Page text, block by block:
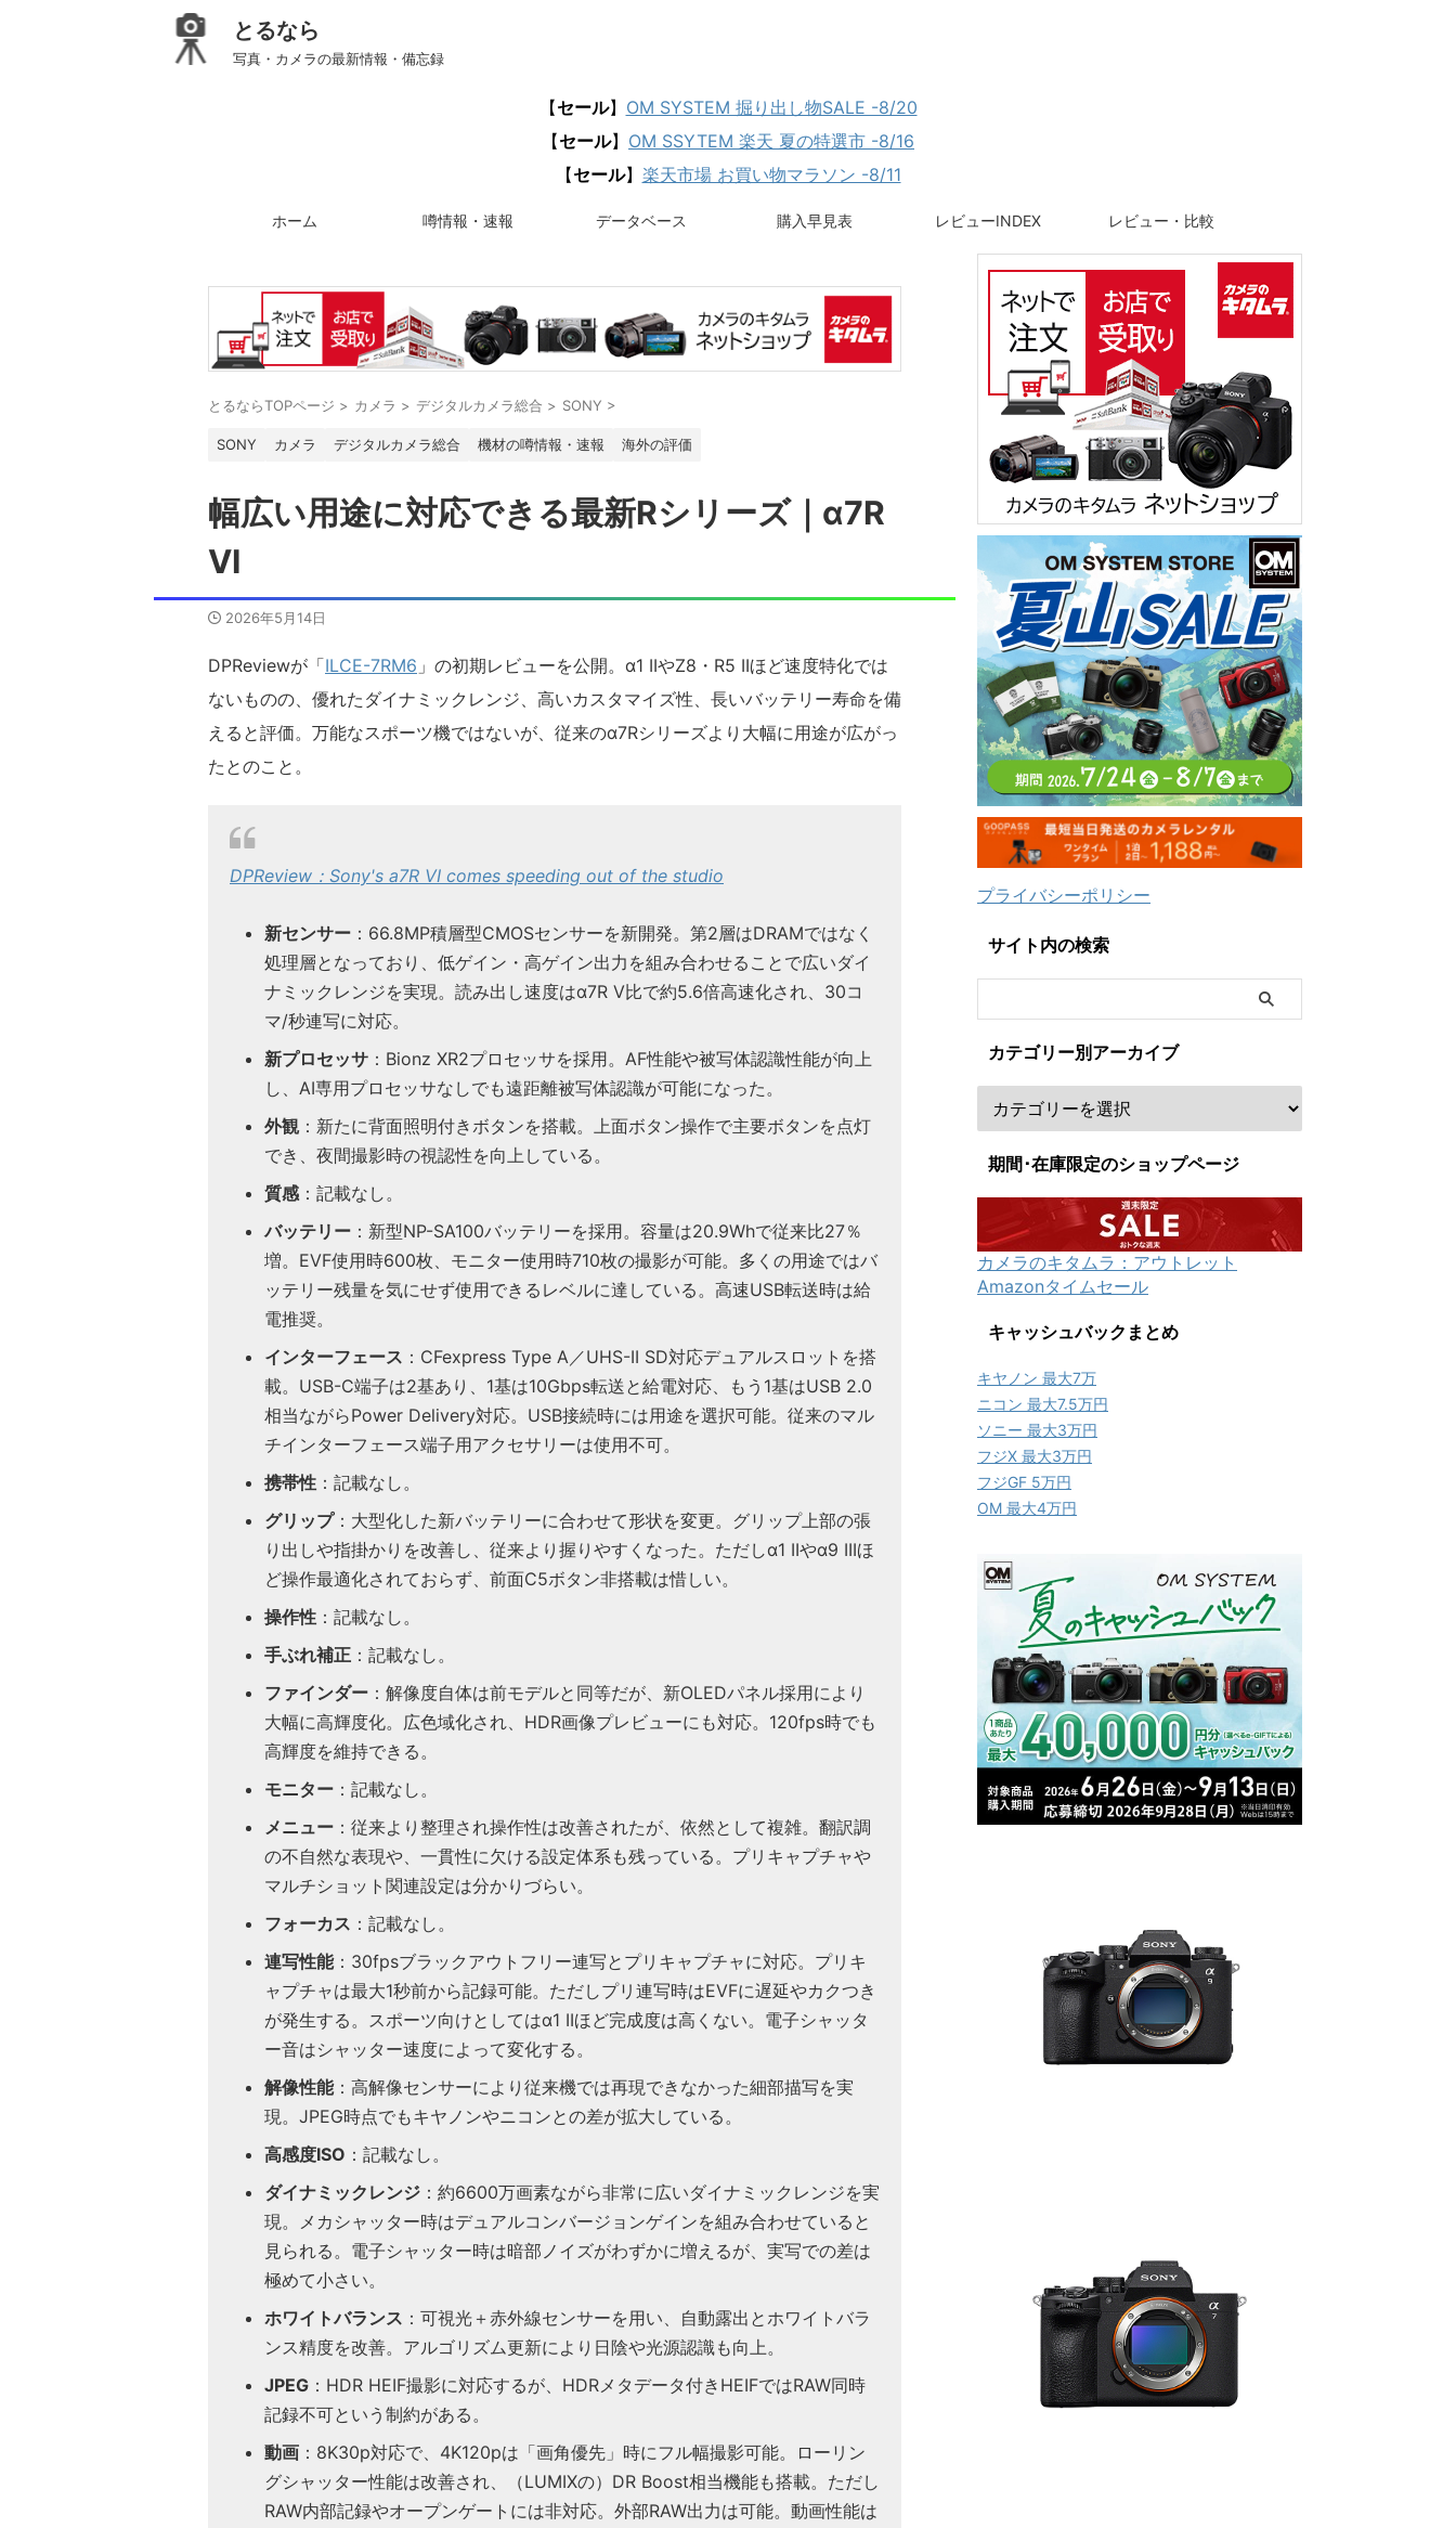
とるなら
写真・カメラの最新情報・備忘録
【セール】 OM SYSTEM 掘り出し物SALE -8/20
【セール】 OM SSYTEM 楽天 夏の特選市 -8/16
【セール】 楽天市場 お買い物マラソン -8/11
ホーム 噂情報・速報 データベース 購入早見表 レビューINDEX レビュー・比較
とるならTOPページ > カメラ > デジタルカメラ総合 > SONY >
SONY カメラ デジタルカメラ総合 機材の噂情報・速報 海外の評価
幅広い用途に対応できる最新Rシリーズ｜α7R
VI
2026年5月14日
DPReviewが「ILCE-7RM6 」の初期レビューを公開。α1 IIやZ8・R5 IIほど速度特化では
ないものの、優れたダイナミックレンジ、高いカスタマイズ性、長いバッテリー寿命を備
えると評価。万能なスポーツ機ではないが、従来のα7Rシリーズより大幅に用途が広がっ
たとのこと。
DPReview：Sony's a7R VI comes speeding out of the studio
新センサー ：66.8MP積層型CMOSセンサーを新開発。第2層はDRAMではなく
処理層となっており、低ゲイン・高ゲイン出力を組み合わせることで広いダイ
ナミックレンジを実現。読み出し速度はα7R V比で約5.6倍高速化され、30コ
マ/秒連写に対応。
新プロセッサ ：Bionz XR2プロセッサを採用。AF性能や被写体認識性能が向上
し、AI専用プロセッサなしでも遠距離被写体認識が可能になった。
外観：新たに背面照明付きボタンを搭載。上面ボタン操作で主要ボタンを点灯
でき、夜間撮影時の視認性を向上している。
質感：記載なし。
バッテリー ：新型NP-SA100バッテリーを採用。容量は20.9Whで従来比27％
増。EVF使用時600枚、モニター使用時710枚の撮影が可能。多くの用途ではバ
ッテリー残量を気にせず使用できるレベルに達している。高速USB転送時は給
電推奨。
インターフェース ：CFexpress Type A／UHS-II SD対応デュアルスロットを搭
載。USB-C端子は2基あり、1基は10Gbps転送と給電対応、もう1基はUSB 2.0
相当ながらPower Delivery対応。USB接続時には用途を選択可能。従来のマル
チインターフェース端子用アクセサリーは使用不可。
携帯性 ：記載なし。
グリップ：大型化した新バッテリーに合わせて形状を変更。グリップ上部の張
り出しや指掛かりを改善し、従来より握りやすくなった。ただしα1 IIやα9 IIIほ
ど操作最適化されておらず、前面C5ボタン非搭載は惜しい。
操作性 ：記載なし。
手ぶれ補正 ：記載なし。
ファインダー ：解像度自体は前モデルと同等だが、新OLEDパネル採用により
大幅に高輝度化。広色域化され、HDR画像プレビューにも対応。120fps時でも
高輝度を維持できる。
モニター ：記載なし。
メニュー ：従来より整理され操作性は改善されたが、依然として複雑。翻訳調
の不自然な表現や、一貫性に欠ける設定体系も残っている。プリキャプチャや
マルチショット関連設定は分かりづらい。
フォーカス ：記載なし。
連写性能：30fpsブラックアウトフリー連写とプリキャプチャに対応。プリキ
ャプチャは最大1秒前から記録可能。ただしプリ連写時はEVFに遅延やカクつき
が発生する。スポーツ向けとしてはα1 IIほど完成度は高くない。電子シャッタ
ー音はシャッター速度によって変化する。
解像性能：高解像センサーにより従来機では再現できなかった細部描写を実
現。JPEG時点でもキヤノンやニコンとの差が拡大している。
高感度ISO ：記載なし。
ダイナミックレンジ ：約6600万画素ながら非常に広いダイナミックレンジを実
現。メカシャッター時はデュアルコンバージョンゲインを組み合わせていると
見られる。電子シャッター時は暗部ノイズがわずかに増えるが、実写での差は
極めて小さい。
ホワイトバランス ：可視光＋赤外線センサーを用い、自動露出とホワイトバラ
ンス精度を改善。アルゴリズム更新により日陰や光源認識も向上。
JPEG ：HDR HEIF撮影に対応するが、HDRメタデータ付きHEIFではRAW同時
記録不可という制約がある。
動画 ：8K30p対応で、4K120pは「画角優先」時にフル幅撮影可能。ローリン
グシャッター性能は改善され、（LUMIXの）DR Boost相当機能も搭載。ただし
RAW内部記録やオープンゲートには非対応。外部RAW出力は可能。動画性能は
プライバシーポリシー
サイト内の検索
カテゴリー別アーカイブ
期間･在庫限定のショップページ
カメラのキタムラ：アウトレット
Amazonタイムセール
キャッシュバックまとめ
キヤノン 最大7万
ニコン 最大7.5万円
ソニー 最大3万円
フジX 最大3万円
フジGF 5万円
OM 最大4万円